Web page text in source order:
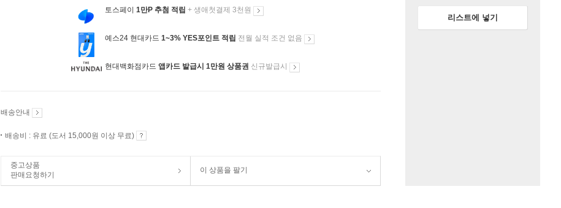
토스페이 1만P 추첨 적립 + 생애첫결제 3천원
예스24 현대카드 1~3% YES포인트 적립 전월 실적 조건 없음
현대백화점카드 앱카드 발급시 1만원 상품권 신규발급시
배송안내
배송비 : 유료 (도서 15,000원 이상 무료)
중고상품
판매요청하기
이 상품을 팔기
리스트에 넣기